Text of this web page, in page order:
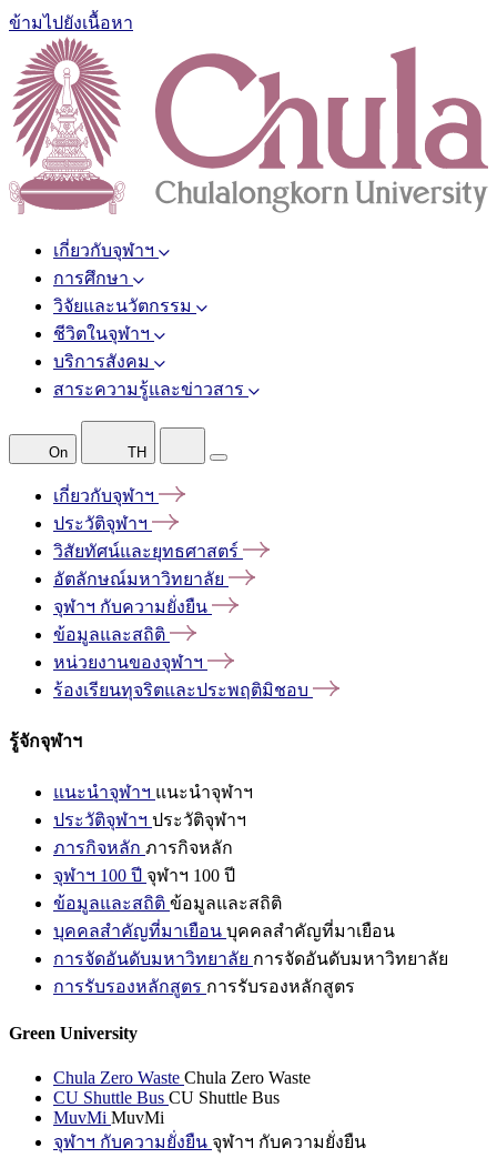
ข้ามไปยังเนื้อหา
เกี่ยวกับจุฬาฯ
การศึกษา
วิจัยและนวัตกรรม
ชีวิตในจุฬาฯ
บริการสังคม
สาระความรู้และข่าวสาร
On TH
เกี่ยวกับจุฬาฯ
ประวัติจุฬาฯ
วิสัยทัศน์และยุทธศาสตร์
อัตลักษณ์มหาวิทยาลัย
จุฬาฯ กับความยั่งยืน
ข้อมูลและสถิติ
หน่วยงานของจุฬาฯ
ร้องเรียนทุจริตและประพฤติมิชอบ
รู้จักจุฬาฯ
แนะนำจุฬาฯ แนะนำจุฬาฯ
ประวัติจุฬาฯ ประวัติจุฬาฯ
ภารกิจหลัก ภารกิจหลัก
จุฬาฯ 100 ปี จุฬาฯ 100 ปี
ข้อมูลและสถิติ ข้อมูลและสถิติ
บุคคลสำคัญที่มาเยือน บุคคลสำคัญที่มาเยือน
การจัดอันดับมหาวิทยาลัย การจัดอันดับมหาวิทยาลัย
การรับรองหลักสูตร การรับรองหลักสูตร
Green University
Chula Zero Waste Chula Zero Waste
CU Shuttle Bus CU Shuttle Bus
MuvMi MuvMi
จุฬาฯ กับความยั่งยืน จุฬาฯ กับความยั่งยืน